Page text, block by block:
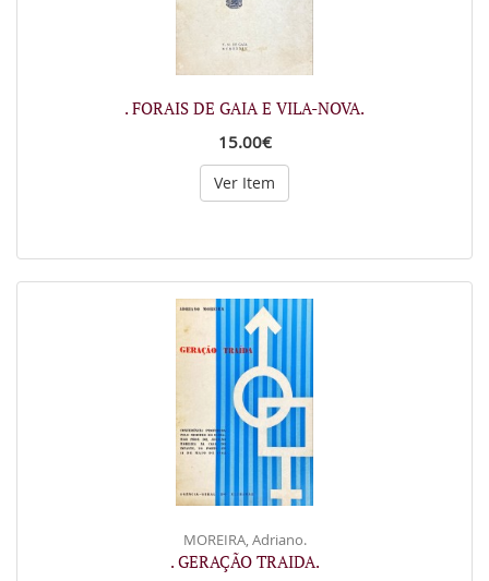
. FORAIS DE GAIA E VILA-NOVA.
15.00€
Ver Item
MOREIRA, Adriano.
. GERAÇÃO TRAIDA.